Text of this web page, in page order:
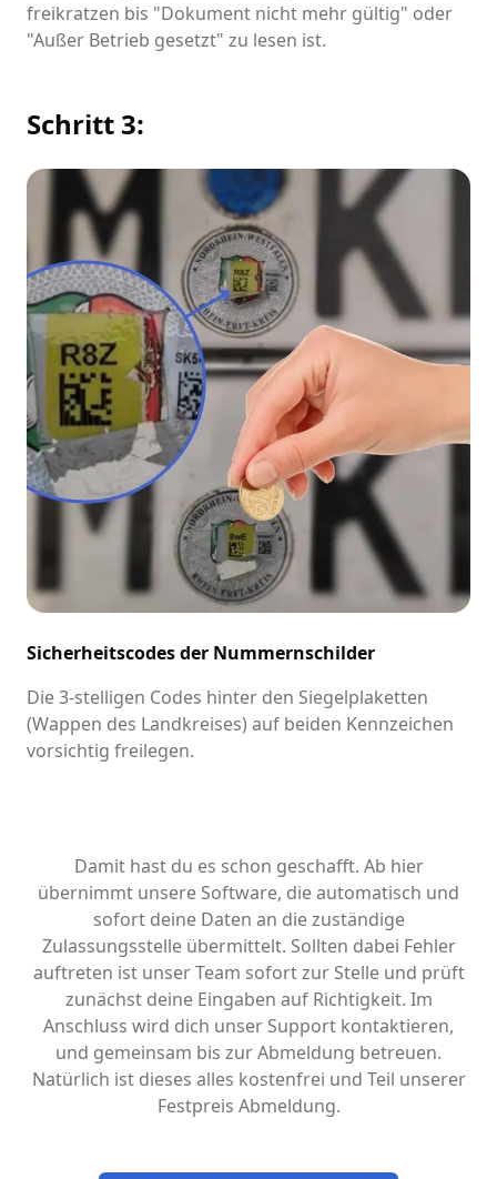
freikratzen bis "Dokument nicht mehr gültig" oder
"Außer Betrieb gesetzt" zu lesen ist.
Schritt 3:
Sicherheitscodes der Nummernschilder
Die 3-stelligen Codes hinter den Siegelplaketten
(Wappen des Landkreises) auf beiden Kennzeichen
vorsichtig freilegen.
Damit hast du es schon geschafft. Ab hier
übernimmt unsere Software, die automatisch und
sofort deine Daten an die zuständige
Zulassungsstelle übermittelt. Sollten dabei Fehler
auftreten ist unser Team sofort zur Stelle und prüft
zunächst deine Eingaben auf Richtigkeit. Im
Anschluss wird dich unser Support kontaktieren,
und gemeinsam bis zur Abmeldung betreuen.
Natürlich ist dieses alles kostenfrei und Teil unserer
Festpreis Abmeldung.